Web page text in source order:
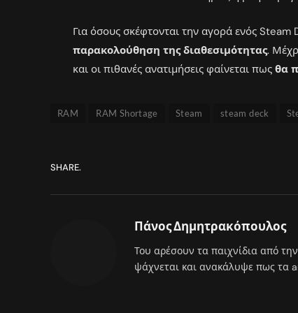
Για όσους σκέφτονται την αγορά ενός
παρακολούθηση της διαθεσιμότητας.
και οι πιθανές ανατιμήσεις φαίνεται πωςθα
RAM RAM Shortage Steam steam deck
SHARE.
Πάνος Δημητρακόπουλος
Του αρέσουν τα παιχνίδια από
ψάχνεται και ανακάλυψε πως τα